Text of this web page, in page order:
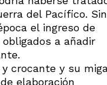
del Pacífico. Sin
el ingreso de
a añadir
crocante y su
elaboración